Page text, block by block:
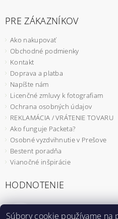
PRE ZÁKAZNÍKOV
Ako nakupovať
Obchodné podmienky
Kontakt
Doprava a platba
Napíšte nám
Licenčné zmluvy k fotografiam
Ochrana osobných údajov
REKLAMÁCIA / VRÁTENIE TOVARU
Ako funguje Packeta?
Osobné vyzdvihnutie v Prešove
Bestent poradňa
Vianočné inšpirácie
HODNOTENIE
Záhradný fóliovník
Súbory cookie používame na